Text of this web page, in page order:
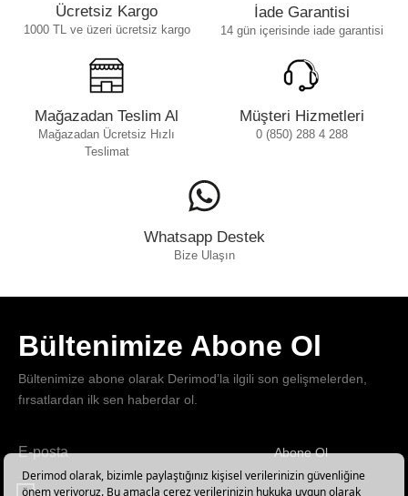
Ücretsiz Kargo
1000 TL ve üzeri ücretsiz kargo
İade Garantisi
14 gün içerisinde iade garantisi
Mağazadan Teslim Al
Mağazadan Ücretsiz Hızlı
Teslimat
Müşteri Hizmetleri
0 (850) 288 4 288
Whatsapp Destek
Bize Ulaşın
Bültenimize Abone Ol
Bültenimize abone olarak Derimod’la ilgili son gelişmelerden,
fırsatlardan ilk sen haberdar ol.
Haber
bültenimize
Abone Ol